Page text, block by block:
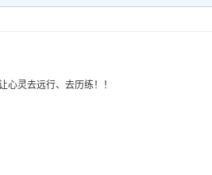
灵去远行、去历练！！